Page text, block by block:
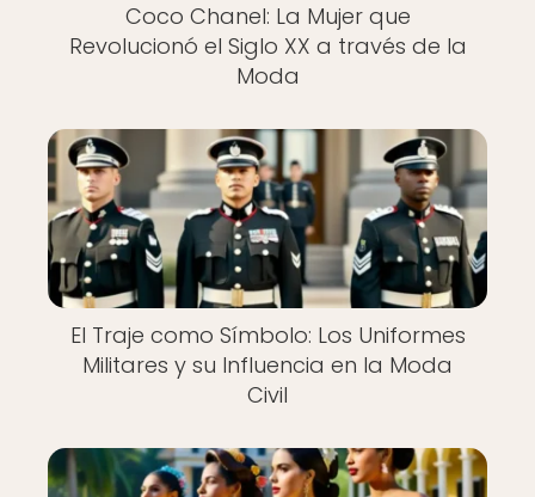
Coco Chanel: La Mujer que
Revolucionó el Siglo XX a través de la
Moda
El Traje como Símbolo: Los Uniformes
Militares y su Influencia en la Moda
Civil